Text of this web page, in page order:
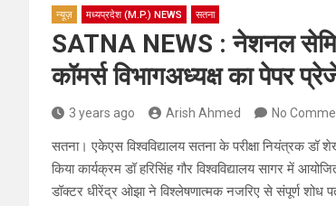
न्यूज़ मध्यप्रदेश (M.P.) NEWS सतना
SATNA NEWS : नेशनल
कॉमर्स विभागअध्यक्ष का पेपर
3 years ago Arish Ahmed No
सतना। एकेएस विश्वविद्यालय सतना के परीक्षा नियंत्रक डॉ
किया कार्यक्रम डॉ हरिसिंह गौर विश्वविद्यालय सागर में
डॉक्टर धीरेंद्र ओझा ने विश्लेषणात्मक नजरिए से संपूर्ण शोध